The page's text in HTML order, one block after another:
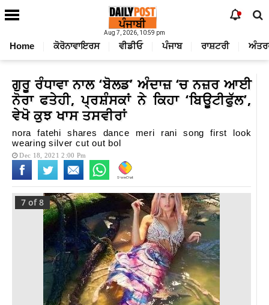
Aug 7, 2026, 10:59 pm
Home ਕੋਰੋਨਾਵਾਇਰਸ ਵੀਡੀਓ ਪੰਜਾਬ ਰਾਸ਼ਟਰੀ
ਗੁਰੂ ਰੰਧਾਵਾ ਨਾਲ ‘ਬੋਲਡ’ ਅੰਦਾਜ਼ ‘ਚ ਨਜ਼ਰ ਆਈ
ਨੋਰਾ ਫਤੇਹੀ, ਪ੍ਰਸ਼ੰਸਕਾਂ ਨੇ ਕਿਹਾ ‘ਬਿਊਟੀਫੁੱਲ’,
ਵੇਖੋ ਕੁਝ ਖਾਸ ਤਸਵੀਰਾਂ
nora fatehi shares dance meri rani song first look
wearing silver cut out bol
Dec 18, 2021 2:00 Pm
7 of 8